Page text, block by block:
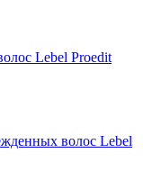
Lebel Proedit
волос Lebel